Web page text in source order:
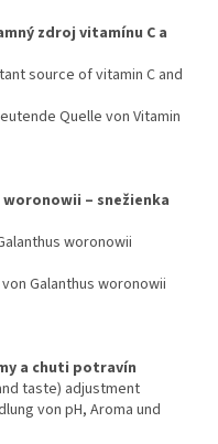
zdroj vitamínu C a
source of vitamin C and
Quelle von Vitamin
– snežienka
woronowii
Galanthus woronowii
a chuti potravín
taste) adjustment
von pH, Aroma und